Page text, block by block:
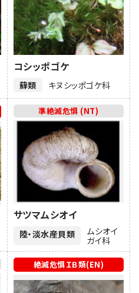
蘚類
コシッポゴケ
キヌシッポゴケ科
陸・淡水産貝類
サツマムシオイ
ムシオイ
ガイ科
準絶滅危惧 (NT)
絶滅危惧ＩＢ類(EN)